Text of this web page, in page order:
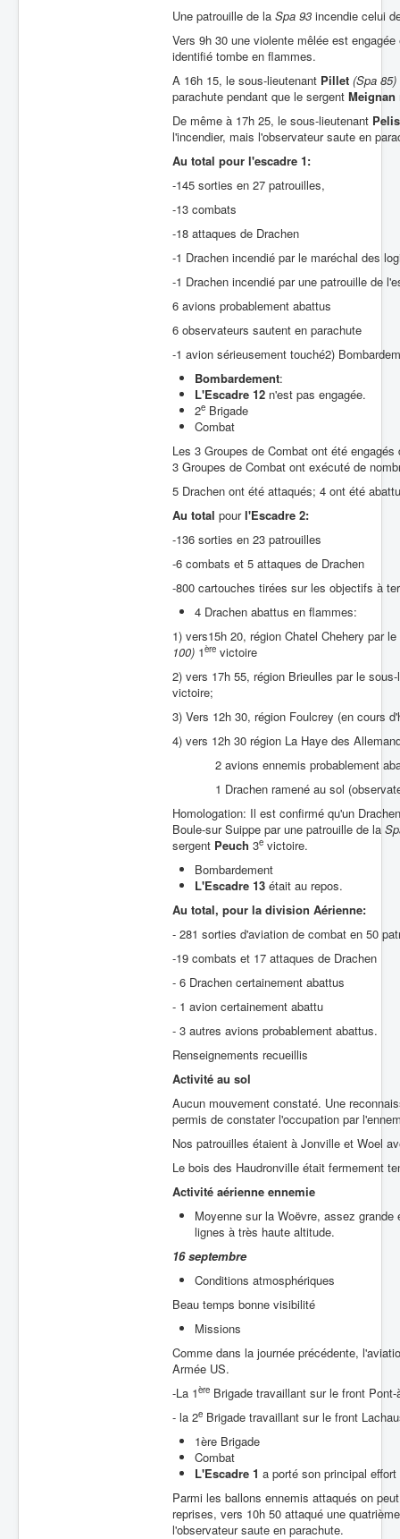
Une patrouille de la Spa 93 incendie celui
Vers 9h 30 une violente mêlée est
identifié tombe en flammes.
A 16h 15, le sous-lieutenant Pillet (Spa 85)
parachute pendant que le sergent Meignan
De même à 17h 25, le sous-lieutenant
l'incendier, mais l'observateur saute en
Au total pour l'escadre 1:
-145 sorties en 27 patrouilles,
-13 combats
-18 attaques de Drachen
-1 Drachen incendié par le maréchal des
-1 Drachen incendié par une patrouille de
6 avions probablement abattus
6 observateurs sautent en parachute
-1 avion sérieusement touché2)
Bombardement:
L'Escadre 12 n'est pas engagée.
2e Brigade
Combat
Les 3 Groupes de Combat ont été
3 Groupes de Combat ont exécuté de
5 Drachen ont été attaqués; 4 ont été
Au total pourl'Escadre 2:
-136 sorties en 23 patrouilles
-6 combats et 5 attaques de Drachen
-800 cartouches tirées sur les objectifs à
4 Drachen abattus en flammes:
1) vers15h 20, région Chatel Chehery par
100) 1ère victoire
2) vers 17h 55, région Brieulles par le
victoire;
3) Vers 12h 30, région Foulcrey (en cours
4) vers 12h 30 région La Haye des
2 avions ennemis probablement
1 Drachen ramené au sol
Homologation: Il est confirmé qu'un
Boule-sur Suippe par une patrouille de la
sergent Peuch 3e victoire.
Bombardement
L'Escadre 13 était au repos.
Au total, pour la division Aérienne:
- 281 sorties d'aviation de combat en 50
-19 combats et 17 attaques de Drachen
- 6 Drachen certainement abattus
- 1 avion certainement abattu
- 3 autres avions probablement abattus.
Renseignements recueillis
Activité au sol
Aucun mouvement constaté. Une
permis de constater l'occupation par
Nos patrouilles étaient à Jonville et Woel
Le bois des Haudronville était fermement
Activité aérienne ennemie
Moyenne sur la Woëvre, assez
lignes à très haute altitude.
16 septembre
Conditions atmosphériques
Beau temps bonne visibilité
Missions
Comme dans la journée précédente,
Armée US.
-La 1ère Brigade travaillant sur le front
- la 2e Brigade travaillant sur le front
1ère Brigade
Combat
L'Escadre 1 a porté son principal
Parmi les ballons ennemis attaqués on
reprises, vers 10h 50 attaqué une
l'observateur saute en parachute.